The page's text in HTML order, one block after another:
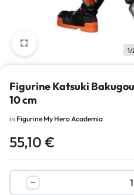
1/
Figurine Katsuki
10 cm
in Figurine My Hero Academia
55,10 €